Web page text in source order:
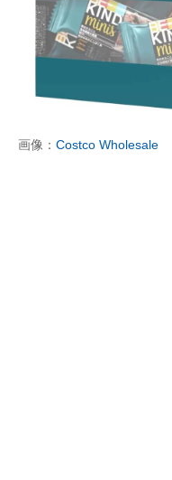
画像： Costco Wholesale